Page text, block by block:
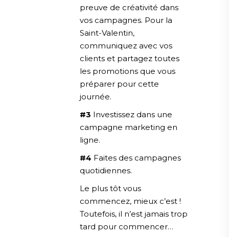
preuve de créativité dans
vos campagnes. Pour la
Saint-Valentin,
communiquez avec vos
clients et partagez toutes
les promotions que vous
préparer pour cette
journée.
#3 Investissez dans une
campagne marketing en
ligne.
#4 Faites des campagnes
quotidiennes.
Le plus tôt vous
commencez, mieux c’est !
Toutefois, il n’est jamais trop
tard pour commencer…